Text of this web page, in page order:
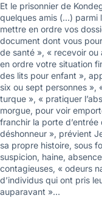
Et le prisonnier de
quelques amis (…) parmi
mettre en ordre vos
document dont vous
de santé », « recevoir
en ordre votre situation
des lits pour enfant »,
six ou sept personnes »,
turque », « pratiquer
morgue, pour voir
franchir la porte
déshonneur », prévient
sa propre histoire, sous
suspicion, haine,
contagieuses, « odeurs
d’individus qui ont pris
auparavant »…